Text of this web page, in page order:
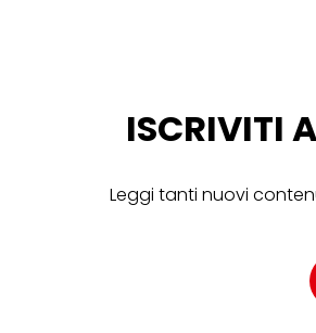
ISCRIVITI
Leggi tanti nuovi